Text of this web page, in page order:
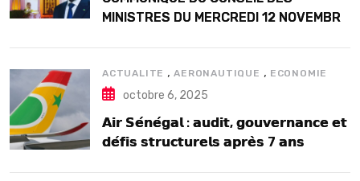
MINISTRES DU MERCREDI 12 NOVEMBRE
ACTUALITE ,AERONAUTIQUE , ECONOMIE
octobre 6, 2025
𝗔𝗶𝗿 𝗦𝗲́𝗻𝗲́𝗴𝗮𝗹 : 𝗮𝘂𝗱𝗶𝘁, 𝗴𝗼𝘂𝘃𝗲𝗿𝗻𝗮𝗻𝗰𝗲 𝗲𝘁
𝗱𝗲́𝗳𝗶𝘀 𝘀𝘁𝗿𝘂𝗰𝘁𝘂𝗿𝗲𝗹𝘀 𝗮𝗽𝗿𝗲̀𝘀 7 𝗮𝗻𝘀